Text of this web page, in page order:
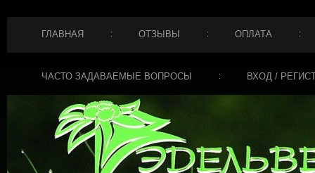
ГЛАВНАЯ ОТЗЫВЫ ОПЛАТА
ЧАСТО ЗАДАВАЕМЫЕ ВОПРОСЫ ВХОД /